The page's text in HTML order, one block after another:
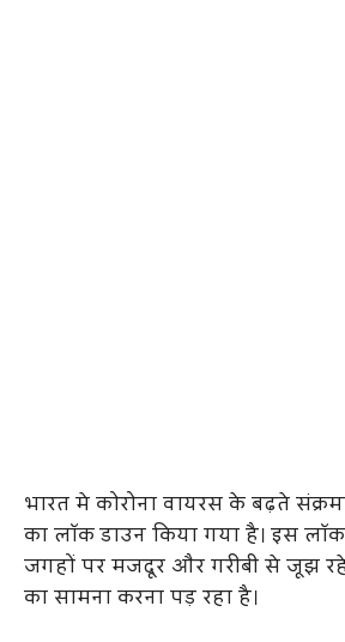
भारत मे कोरोना वायरस के बढ़ते
का लॉक डाउन किया गया है। इस
जगहों पर मजदूर और गरीबी से जूझ
का सामना करना पड़ रहा है।